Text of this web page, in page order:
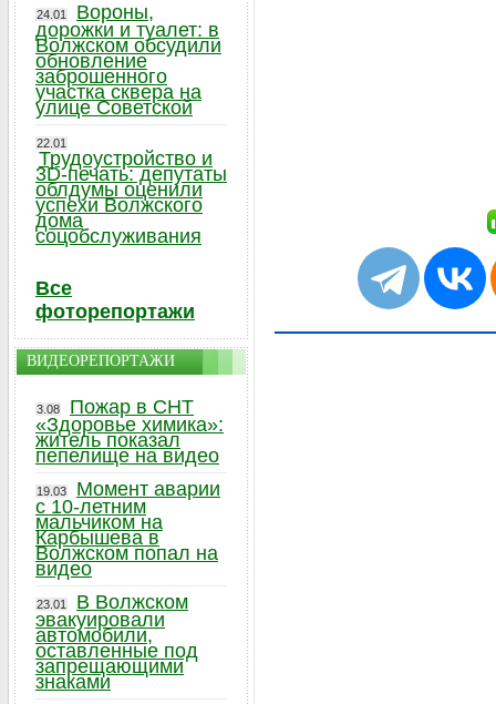
24.01
Вороны,
дорожки и туалет: в
Волжском обсудили
обновление
заброшенного
участка сквера на
улице Советской
22.01
Трудоустройство и
3D-печать: депутаты
облдумы оценили
успехи Волжского
дома
соцобслуживания
Все
фоторепортажи
ВИДЕОРЕПОРТАЖИ
3.08
Пожар в СНТ
«Здоровье химика»:
житель показал
пепелище на видео
19.03
Момент аварии
с 10-летним
мальчиком на
Карбышева в
Волжском попал на
видео
23.01
В Волжском
эвакуировали
автомобили,
оставленные под
запрещающими
знаками